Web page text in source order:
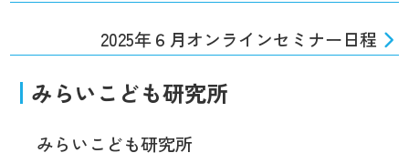
2025年６月オンラインセミナー日程
みらいこども研究所
みらいこども研究所